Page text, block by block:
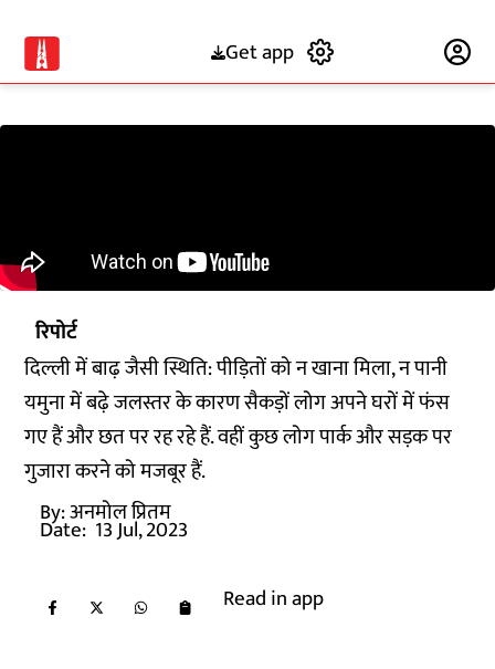
Get app
रिपोर्ट
दिल्ली में बाढ़ जैसी स्थिति: पीड़ितों को न खाना मिला, न पानी
यमुना में बढ़े जलस्तर के कारण सैकड़ों लोग अपने घरों में फंस
गए हैं और छत पर रह रहे हैं. वहीं कुछ लोग पार्क और सड़क पर
गुजारा करने को मजबूर हैं.
By:अनमोल प्रितम
Date: 13 Jul, 2023
Read in app